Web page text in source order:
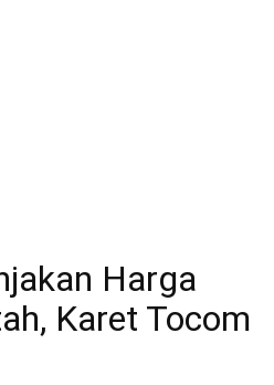
Harga
Karet Tocom